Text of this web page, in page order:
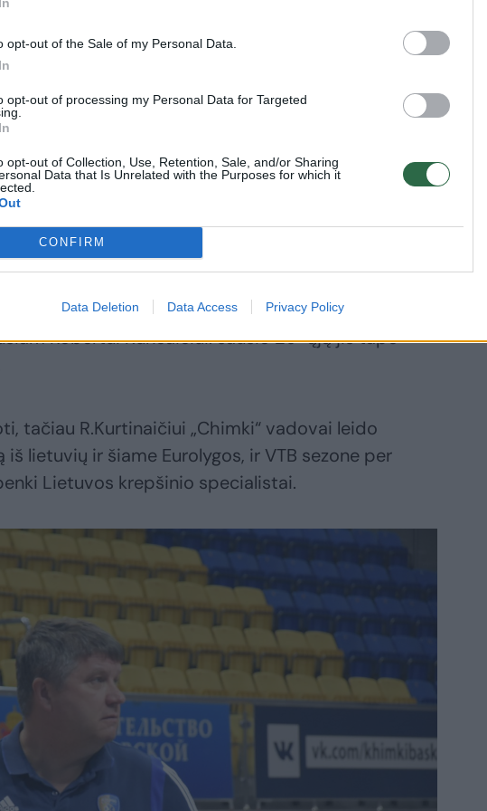
opt-out of the Sale of my Personal Data.
opt-out of processing my Personal Data for Targeted
opt-out of Collection, Use, Retention, Sale, and/or Sharing
Data that Is Unrelated with the Purposes for which it
CONFIRM
Data Deletion Data Access Privacy Policy
į bėdą su žarnyno problemomis. Visi mūsų
tik vieniems sunkiau, kitiems – lengviau.
bet visi mūsų trenerių štabo specialistai po
jautė rimtus negalavimus“, – kalbėjo Maskvos
atgal priviliotas ir į trenerio kėdę pasodintas 59-
jam ne kartą patarinėjusiam ir tuomet
Robertui Kuncaičiui: sausio 29-ąją jis tapo
tačiau R.Kurtinaičiui „Chimki“ vadovai leido
lietuvių ir šiame Eurolygos, ir VTB sezone per
Lietuvos krepšinio specialistai.